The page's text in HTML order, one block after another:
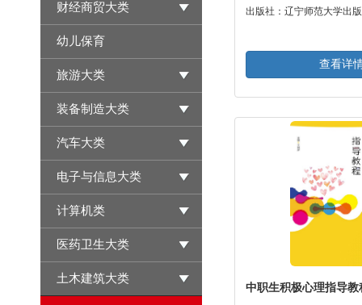
财经商贸大类
幼儿保育
旅游大类
装备制造大类
汽车大类
电子与信息大类
计算机类
医药卫生大类
土木建筑大类
出版社：辽宁师范大学出
查看详
中职生积极心理指导教